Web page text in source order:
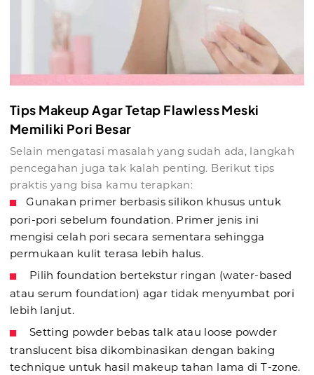
Tips Makeup Agar Tetap Flawless Meski
Memiliki Pori Besar
Selain mengatasi masalah yang sudah ada, langkah
pencegahan juga tak kalah penting. Berikut tips
praktis yang bisa kamu terapkan:
Gunakan primer berbasis silikon khusus untuk
pori-pori sebelum foundation. Primer jenis ini
mengisi celah pori secara sementara sehingga
permukaan kulit terasa lebih halus.
Pilih foundation bertekstur ringan (water-based
atau serum foundation) agar tidak menyumbat pori
lebih lanjut.
Setting powder bebas talk atau loose powder
translucent bisa dikombinasikan dengan baking
technique untuk hasil makeup tahan lama di T-zone.